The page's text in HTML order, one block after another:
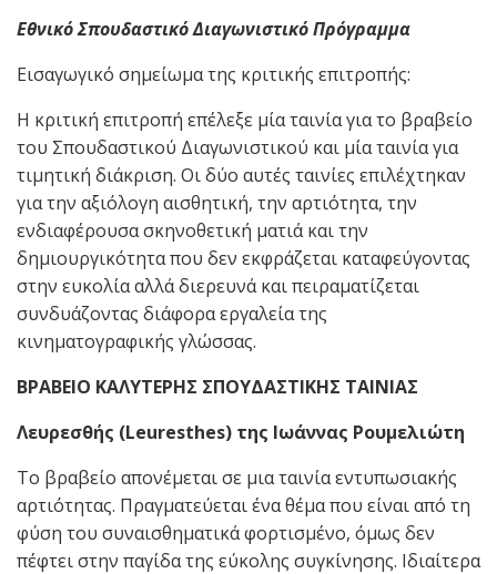
Εθνικό Σπουδαστικό Διαγωνιστικό Πρόγραμμα
Εισαγωγικό σημείωμα της κριτικής επιτροπής:
Η κριτική επιτροπή επέλεξε μία ταινία για το βραβείο
του Σπουδαστικού Διαγωνιστικού και μία ταινία για
τιμητική διάκριση. Οι δύο αυτές ταινίες επιλέχτηκαν
για την αξιόλογη αισθητική, την αρτιότητα, την
ενδιαφέρουσα σκηνοθετική ματιά και την
δημιουργικότητα που δεν εκφράζεται καταφεύγοντας
στην ευκολία αλλά διερευνά και πειραματίζεται
συνδυάζοντας διάφορα εργαλεία της
κινηματογραφικής γλώσσας.
ΒΡΑΒΕΙΟ ΚΑΛΥΤΕΡΗΣ ΣΠΟΥΔΑΣΤΙΚΗΣ ΤΑΙΝΙΑΣ
Λευρεσθής (Leuresthes) της Ιωάννας Ρουμελιώτη
Το βραβείο απονέμεται σε μια ταινία εντυπωσιακής
αρτιότητας. Πραγματεύεται ένα θέμα που είναι από τη
φύση του συναισθηματικά φορτισμένο, όμως δεν
πέφτει στην παγίδα της εύκολης συγκίνησης. Ιδιαίτερα